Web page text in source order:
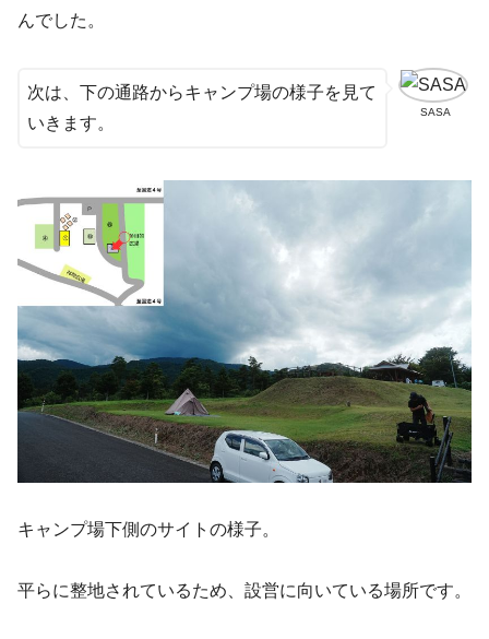
んでした。
SASA
次は、下の通路からキャンプ場の様子を見て
いきます。
キャンプ場下側のサイトの様子。
平らに整地されているため、設営に向いている場所です。